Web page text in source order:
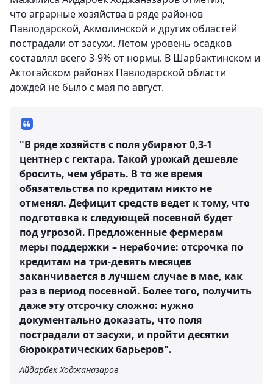
что аграрные хозяйства в ряде районов
Павлодарской, Акмолинской и других областей
пострадали от засухи. Летом уровень осадков
составлял всего 3-9% от нормы. В Шарбактинском и
Актогайском районах Павлодарской области
дождей не было с мая по август.
"В ряде хозяйств с поля убирают 0,3-1
центнер с гектара. Такой урожай дешевле
бросить, чем убрать. В то же время
обязательства по кредитам никто не
отменял. Дефицит средств ведет к тому, что
подготовка к следующей посевной будет
под угрозой. Предложенные фермерам
меры поддержки – нерабочие: отсрочка по
кредитам на три-девять месяцев
заканчивается в лучшем случае в мае, как
раз в период посевной. Более того, получить
даже эту отсрочку сложно: нужно
документально доказать, что поля
пострадали от засухи, и пройти десятки
бюрократических барьеров".
Айдарбек Ходжаназаров